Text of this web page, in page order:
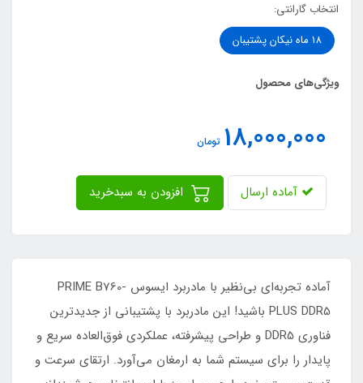
انتخاب گارانتی:
18 ماه نیکان پشتیبان
ویژگی‌های محصول
18,000,000 تومان
آماده ارسال
آماده تجربه‌ای بی‌نظیر با مادربرد ایسوس PRIME B760-
PLUS DDR5 باشید! این مادربرد با پشتیبانی از جدیدترین
فناوری DDR5 و طراحی پیشرفته، عملکردی فوق‌العاده سریع و
پایدار را برای سیستم شما به ارمغان می‌آورد. ارتقای سرعت و